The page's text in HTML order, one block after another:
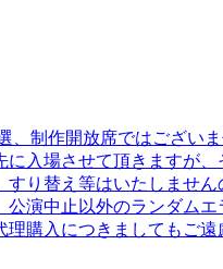
制作開放席ではござい
入場させて頂きますが
り替え等はいたしませ
演中止以外のランダム
購入につきましてもご